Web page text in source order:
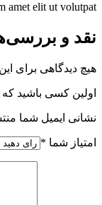
amet elit ut volutpat.
نقد و
هیچ دیدگاهی برای
اولین کسی باشید
نشانی ایمیل شما
امتیاز شما *